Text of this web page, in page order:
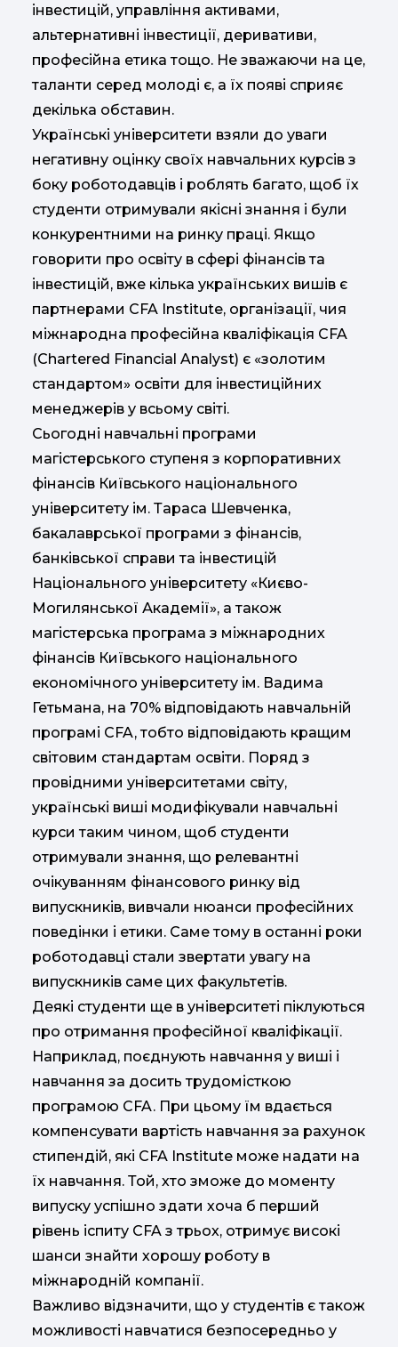
інвестицій, управління активами,
альтернативні інвестиції, деривативи,
професійна етика тощо. Не зважаючи на це,
таланти серед молоді є, а їх появі сприяє
декілька обставин.
Українські університети взяли до уваги
негативну оцінку своїх навчальних курсів з
боку роботодавців і роблять багато, щоб їх
студенти отримували якісні знання і були
конкурентними на ринку праці. Якщо
говорити про освіту в сфері фінансів та
інвестицій, вже кілька українських вишів є
партнерами CFA Institute, організації, чия
міжнародна професійна кваліфікація CFA
(Chartered Financial Analyst) є «золотим
стандартом» освіти для інвестиційних
менеджерів у всьому світі.
Сьогодні навчальні програми
магістерського ступеня з корпоративних
фінансів Київського національного
університету ім. Тараса Шевченка,
бакалаврської програми з фінансів,
банківської справи та інвестицій
Національного університету «Києво-
Могилянської Академії», а також
магістерська програма з міжнародних
фінансів Київського національного
економічного університету ім. Вадима
Гетьмана, на 70% відповідають навчальній
програмі CFA, тобто відповідають кращим
світовим стандартам освіти. Поряд з
провідними університетами світу,
українські виші модифікували навчальні
курси таким чином, щоб студенти
отримували знання, що релевантні
очікуванням фінансового ринку від
випускників, вивчали нюанси професійних
поведінки і етики. Саме тому в останні роки
роботодавці стали звертати увагу на
випускників саме цих факультетів.
Деякі студенти ще в університеті піклуються
про отримання професійної кваліфікації.
Наприклад, поєднують навчання у виші і
навчання за досить трудомісткою
програмою CFA. При цьому їм вдається
компенсувати вартість навчання за рахунок
стипендій, які CFA Institute може надати на
їх навчання. Той, хто зможе до моменту
випуску успішно здати хоча б перший
рівень іспиту CFA з трьох, отримує високі
шанси знайти хорошу роботу в
міжнародній компанії.
Важливо відзначити, що у студентів є також
можливості навчатися безпосередньо у